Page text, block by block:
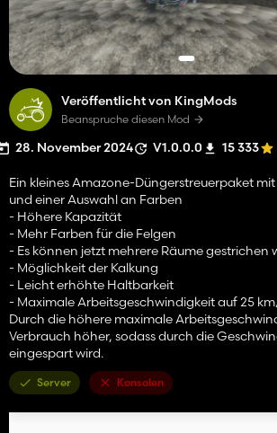
Veröffentlicht von KingMods
Beanspruche diesen Mod
28. November 2024 V1.0.0.0 15 333
Ein kleines Amazone-Düngerstreuerpaket
und einer Auswahl an Farben
- Höhere Kapazität
- Mehr Farben für die Felgen
- Es können jetzt mehrere Räume gestrichen
- Möglichkeit der Kalkung
- Leicht erhöhte Haltbarkeit
- Maximale Arbeitsgeschwindigkeit auf 25
Durch die höhere maximale
Verbrauch höher, sodass durch die
eingespart wird.
Server Konsolen